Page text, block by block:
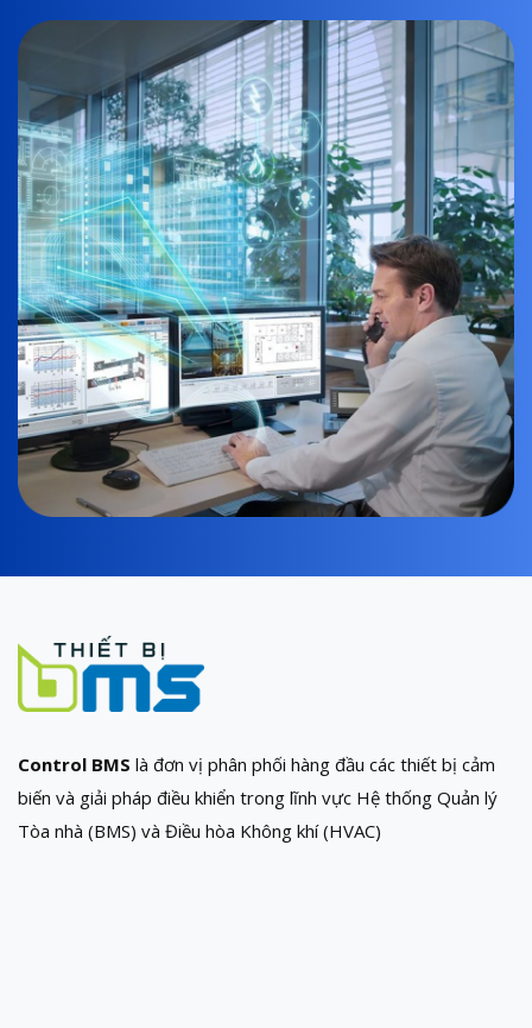
Control BMS là đơn vị phân phối hàng đầu các thiết bị cảm
biến và giải pháp điều khiển trong lĩnh vực Hệ thống Quản lý
Tòa nhà (BMS) và Điều hòa Không khí (HVAC)